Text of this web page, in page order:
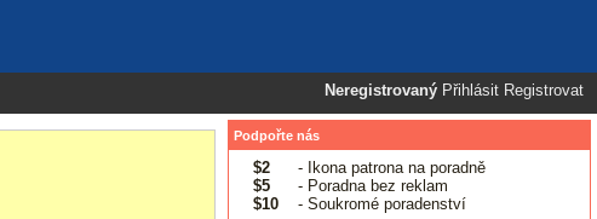
Neregistrovaný Přihlásit Registrovat
Podpořte nás
$2
- Ikona patrona na poradně
$5
- Poradna bez reklam
$10
- Soukromé poradenství